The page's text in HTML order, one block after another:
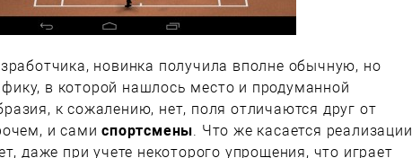
новинка получила вполне обычную, но
в которой нашлось место и продуманной
к сожалению, нет, поля отличаются друг от
и самиспортсмены. Что же касается реализации
даже при учете некоторого упрощения, что играет